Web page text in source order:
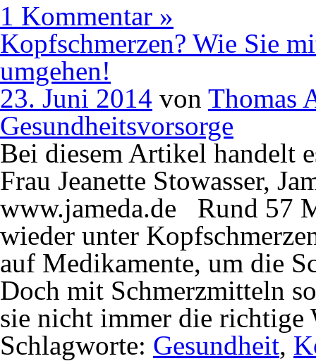
1 Kommentar »
Kopfschmerzen? Wie Sie
umgehen!
23. Juni 2014 von Thomas
Gesundheitsvorsorge
Bei diesem Artikel handelt
Frau Jeanette Stowasser,
www.jameda.de Rund 57
wieder unter
auf Medikamente, um die
Doch mit Schmerzmitteln
sie nicht immer die
Schlagworte: Gesundheit,